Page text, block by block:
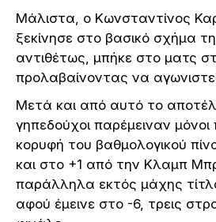
Μάλιστα, ο Κωνσταντίνος
ξεκίνησε στο βασικό σχήμα
αντιθέτως, μπήκε στο ματς
προλαβαίνοντας να
Μετά και από αυτό το
γηπεδούχοι παρέμειναν
κορυφή του βαθμολογικού
και στο +1 από την Κλαμπ
παράλληλα εκτός μάχης
αφού έμεινε στο -6, τρεις